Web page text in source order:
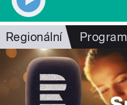
Regionální Program